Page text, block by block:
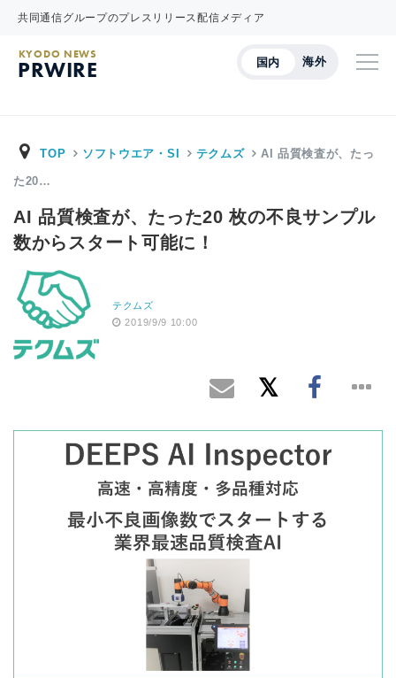
共同通信グループのプレスリリース配信メディア
国内 海外
KYODO NEWS
PRWIRE
TOP ソフトウエア・SI テクムズ AI 品質検査が、たっ
た20…
AI 品質検査が、たった20 枚の不良サンプル
数からスタート可能に！
テクムズ
2019/9/9 10:00